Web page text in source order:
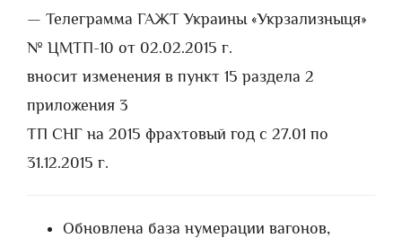
— Телеграмма ГАЖТ Украины «Укрзализныця»
№ ЦМТП-10 от 02.02.2015 г.
вносит изменения в пункт 15 раздела 2
приложения 3
ТП СНГ на 2015 фрахтовый год с 27.01 по
31.12.2015 г.
Обновлена база нумерации вагонов,